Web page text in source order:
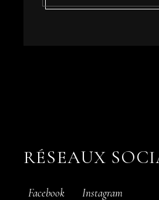
RÉSEAUX
Facebook Instagram